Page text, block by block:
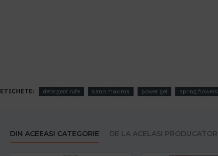
ETICHETE: detergent rufe sano maxima power gel spring flowers
DIN ACEEASI CATEGORIE DE LA ACELASI PRODUCATOR